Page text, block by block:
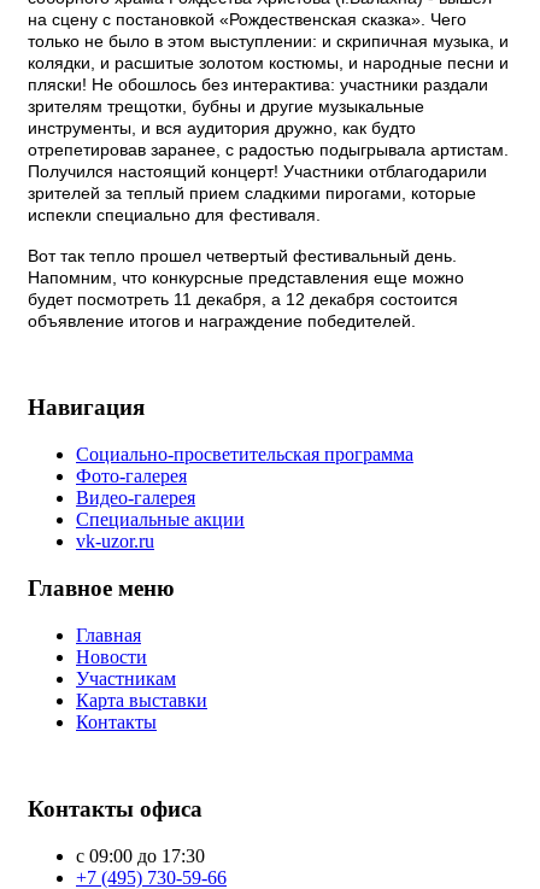
на сцену с постановкой «Рождественская сказка». Чего
только не было в этом выступлении: и скрипичная музыка, и
колядки, и расшитые золотом костюмы, и народные песни и
пляски! Не обошлось без интерактива: участники раздали
зрителям трещотки, бубны и другие музыкальные
инструменты, и вся аудитория дружно, как будто
отрепетировав заранее, с радостью подыгрывала артистам.
Получился настоящий концерт! Участники отблагодарили
зрителей за теплый прием сладкими пирогами, которые
испекли специально для фестиваля.
Вот так тепло прошел четвертый фестивальный день.
Напомним, что конкурсные представления еще можно
будет посмотреть 11 декабря, а 12 декабря состоится
объявление итогов и награждение победителей.
Навигация
Социально-просветительская программа
Фото-галерея
Видео-галерея
Специальные акции
vk-uzor.ru
Главное меню
Главная
Новости
Участникам
Карта выставки
Контакты
Контакты офиса
с 09:00 до 17:30
+7 (495) 730-59-66